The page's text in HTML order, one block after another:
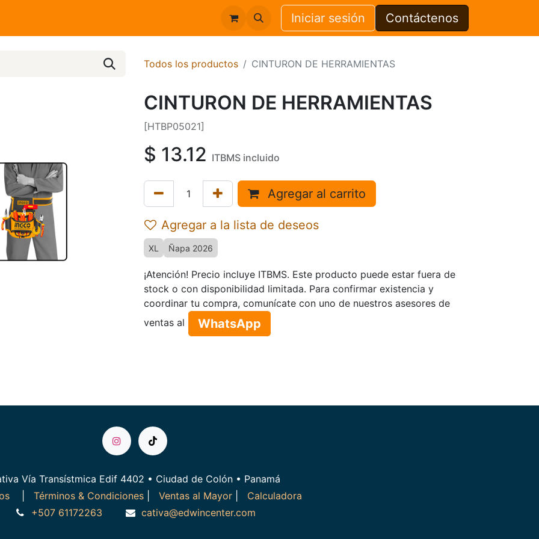
Iniciar sesión Contáctenos
Todos los productos CINTURON DE HERRAMIENTAS
CINTURON DE HERRAMIENTAS
[HTBP05021]
$ 13.12 ITBMS incluido
Agregar al carrito
Agregar a la lista de deseos
XL Ñapa 2026
¡Atención! Precio incluye ITBMS. Este producto puede estar fuera de
stock o con disponibilidad limitada. Para confirmar existencia y
coordinar tu compra, comunícate con uno de nuestros asesores de
ventas al
WhatsApp​​​​
Vía Transístmica Edif 4402 • Ciudad de Colón • Panamá
Términos & Condiciones Ventas al Mayor
Calculadora
+507 61172263
cativa@edwincenter.com